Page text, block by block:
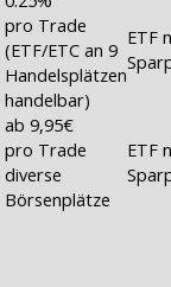
pro Trade
(ETF/ETC an 9
Handelsplätzen
handelbar)
ETF
ab 9,95€
pro Trade
diverse
Börsenplätze
ETF